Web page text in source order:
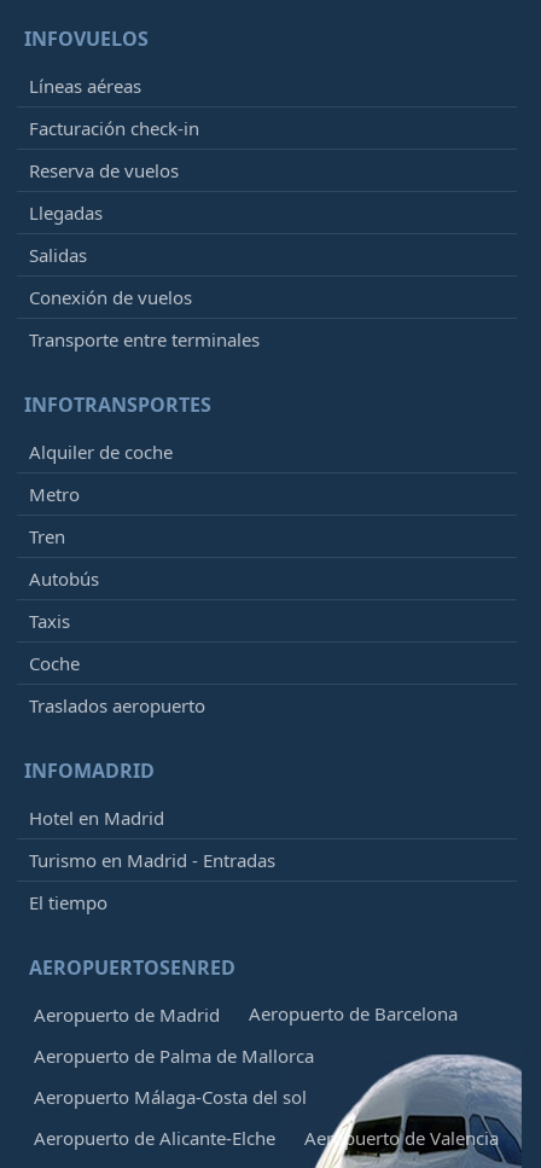
INFOVUELOS
Líneas aéreas
Facturación check-in
Reserva de vuelos
Llegadas
Salidas
Conexión de vuelos
Transporte entre terminales
INFOTRANSPORTES
Alquiler de coche
Metro
Tren
Autobús
Taxis
Coche
Traslados aeropuerto
INFOMADRID
Hotel en Madrid
Turismo en Madrid - Entradas
El tiempo
AEROPUERTOSENRED
Aeropuerto de Madrid
Aeropuerto de Barcelona
Aeropuerto de Palma de Mallorca
Aeropuerto Málaga-Costa del sol
Aeropuerto de Alicante-Elche
Aeropuerto de Valencia